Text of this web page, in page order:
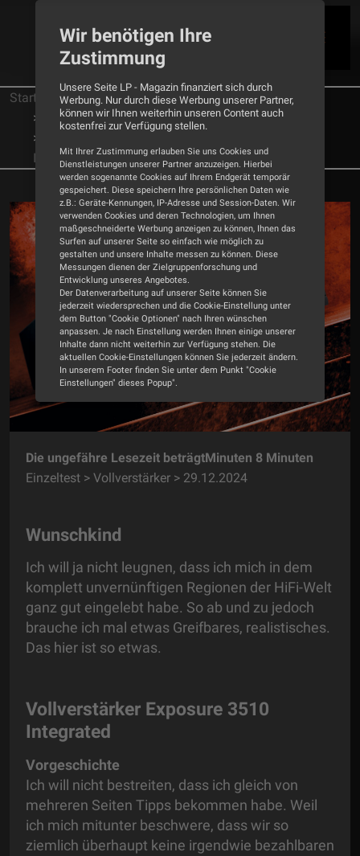
Startseite Tests
Vollverstärker
Exposure
Integrated
Die ungefähre Lesezeit beträgtMinuten 8 Minuten
Einzeltest > Vollverstärker > 29.12.2024
Wunschkind
Ich will ja nicht leugnen, dass ich mich in dem
komplett unvernünftigen Regionen der HiFi-Welt
ganz gut eingelebt habe. So ab und zu jedoch
brauche ich mal etwas Greifbares, realistisches.
Das hier ist so etwas.
Vollverstärker Exposure 3510
Integrated
Vorgeschichte
Ich will nicht bestreiten, dass ich gleich von
mehreren Seiten Tipps bekommen habe. Weil
ich mich mitunter beschwere, dass wir so
ziemlich überhaupt keine irgendwie bezahlbaren
Wir benötigen Ihre
Zustimmung
Unsere Seite LP - Magazin finanziert sich durch
Werbung. Nur durch diese Werbung unserer Partner,
können wir Ihnen weiterhin unseren Content auch
kostenfrei zur Verfügung stellen.
Mit Ihrer Zustimmung erlauben Sie uns Cookies und
Dienstleistungen unserer Partner anzuzeigen. Hierbei
werden sogenannte Cookies auf Ihrem Endgerät temporär
gespeichert. Diese speichern Ihre persönlichen Daten wie
z.B.: Geräte-Kennungen, IP-Adresse und Session-Daten. Wir
verwenden Cookies und deren Technologien, um Ihnen
maßgeschneiderte Werbung anzeigen zu können, Ihnen das
Surfen auf unserer Seite so einfach wie möglich zu
gestalten und unsere Inhalte messen zu können. Diese
Messungen dienen der Zielgruppenforschung und
Entwicklung unseres Angebotes.
Der Datenverarbeitung auf unserer Seite können Sie
jederzeit wiedersprechen und die Cookie-Einstellung unter
dem Button "Cookie Optionen" nach Ihren wünschen
anpassen. Je nach Einstellung werden Ihnen einige unserer
Inhalte dann nicht weiterhin zur Verfügung stehen. Die
aktuellen Cookie-Einstellungen können Sie jederzeit ändern.
In unserem Footer finden Sie unter dem Punkt "Cookie
Einstellungen" dieses Popup".
Alle Cookies akzeptieren